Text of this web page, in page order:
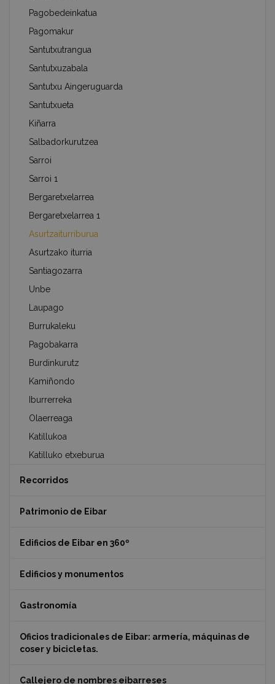
Pagobedeinkatua
Pagomakur
Santutxutrangua
Santutxuzabala
Santutxu Aingeruguarda
Santutxueta
Kiñarra
Salbadorkurutzea
Sarroi
Sarroi 1
Bergaretxelarrea
Bergaretxelarrea 1
Asurtzaiturriburua
Asurtzako iturria
Santiagozarra
Unbe
Laupago
Burrukaleku
Pagobakarra
Burdinkurutz
Kamiñondo
Iburrerreka
Olaerreaga
Katillukoa
Katilluko etxeburua
Recorridos
Patrimonio de Eibar
Edificios de Eibar en 360º
Edificios y monumentos
Gastronomía
Oficios tradicionales de Eibar: armería, máquinas de
coser y bicicletas.
Callejero de nombres eibarreses